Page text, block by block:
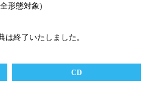
形態対象)
終了いたしました。
CD